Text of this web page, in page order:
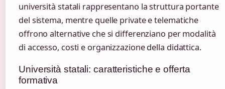
università statali rappresentano la struttura portante
del sistema, mentre quelle private e telematiche
offrono alternative che si differenziano per modalità
di accesso, costi e organizzazione della didattica.
Università statali: caratteristiche e offerta
formativa